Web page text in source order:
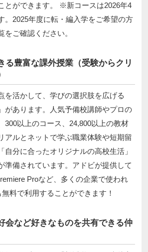
とができます。 ※新コースは2026年4
。2025年度に転・編入学をご希望の方
をご確認ください。
る豊富な課外授業（受験からクリ
を活かして、学びの選択肢を広げる
があります。人気予備校講師やプロの
300以上のコース、24,800以上の教材
アルとネットで学ぶ職業体験や短期留
自分に合ったオリジナルの高校生活」
準備されています。アドビが提供して
Proなど、多くの企業で使われ
料で利用することができます！
会など好きなものを共有できる仲